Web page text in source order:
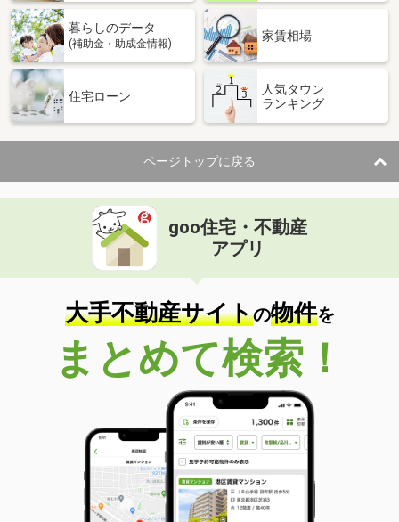
暮らしのデータ
(補助金・助成金情報)
家賃相場
住宅ローン
人気タウン
ランキング
ページトップに戻る
goo住宅・不動産
アプリ
大手不動産サイトの物件を
まとめて検索！